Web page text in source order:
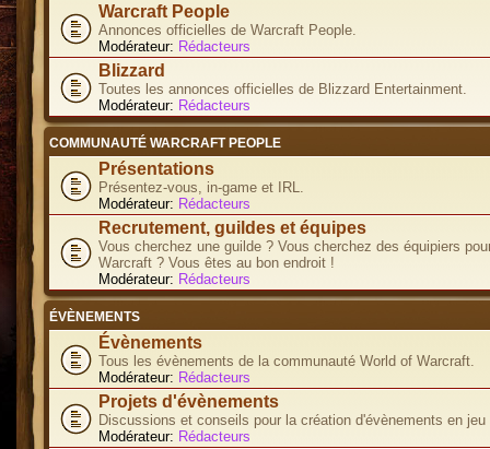
Warcraft People
Annonces officielles de Warcraft People.
Modérateur: Rédacteurs
Blizzard
Toutes les annonces officielles de Blizzard Entertainment.
Modérateur: Rédacteurs
COMMUNAUTÉ WARCRAFT PEOPLE
Présentations
Présentez-vous, in-game et IRL.
Modérateur: Rédacteurs
Recrutement, guildes et équipes
Vous cherchez une guilde ? Vous cherchez des équipiers
Warcraft ? Vous êtes au bon endroit !
Modérateur: Rédacteurs
ÉVÈNEMENTS
Évènements
Tous les évènements de la communauté World of Warcraft.
Modérateur: Rédacteurs
Projets d'évènements
Discussions et conseils pour la création d'évènements en jeu
Modérateur: Rédacteurs